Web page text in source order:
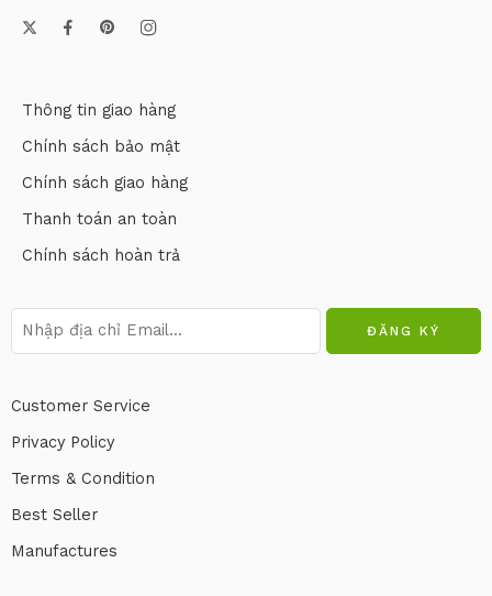
Thông tin giao hàng
Chính sách bảo mật
Chính sách giao hàng
Thanh toán an toàn
Chính sách hoàn trả
Customer Service
Privacy Policy
Terms & Condition
Best Seller
Manufactures